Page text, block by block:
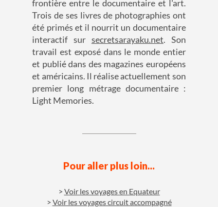
frontière entre le documentaire et l'art.
Trois de ses livres de photographies ont
été primés et il nourrit un documentaire
interactif sur secretsarayaku.net. Son
travail est exposé dans le monde entier
et publié dans des magazines européens
et américains. Il réalise actuellement son
premier long métrage documentaire :
Light Memories.
Pour aller plus loin...
Voir les voyages en Equateur
Voir les voyages circuit accompagné